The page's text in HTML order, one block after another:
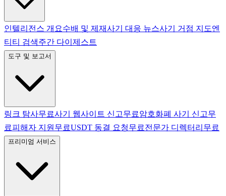
인텔리전스 개요수배 및 제재사기 대응 뉴스사기 거점 지도엔
티티 검색주간 다이제스트
도구 및 보고서
링크 탐사무료사기 웹사이트 신고무료암호화폐 사기 신고무
료피해자 지원 무료USDT 동결 요청무료전문가 디렉터리 무료
프리미엄 서비스